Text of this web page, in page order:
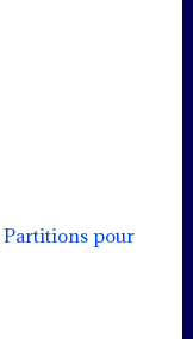
Partitions pour